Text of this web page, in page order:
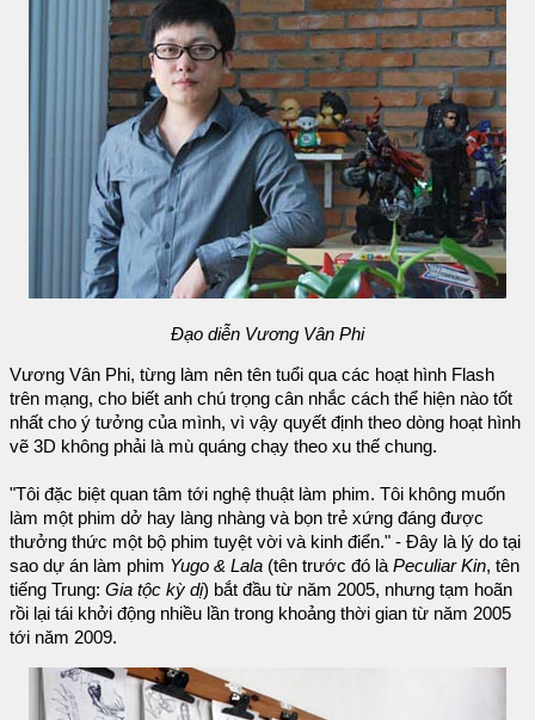
Đạo diễn Vương Vân Phi
Vương Vân Phi, từng làm nên tên tuổi qua các hoạt hình Flash
trên mạng, cho biết anh chú trọng cân nhắc cách thể hiện nào tốt
nhất cho ý tưởng của mình, vì vậy quyết định theo dòng hoạt hình
vẽ 3D không phải là mù quáng chạy theo xu thế chung.
"Tôi đặc biệt quan tâm tới nghệ thuật làm phim. Tôi không muốn
làm một phim dở hay làng nhàng và bọn trẻ xứng đáng được
thưởng thức một bộ phim tuyệt vời và kinh điển." - Đây là lý do tại
sao dự án làm phim Yugo & Lala (tên trước đó làPeculiar Kin, tên
tiếng Trung: Gia tộc kỳ dị) bắt đầu từ năm 2005, nhưng tạm hoãn
rồi lại tái khởi động nhiều lần trong khoảng thời gian từ năm 2005
tới năm 2009.